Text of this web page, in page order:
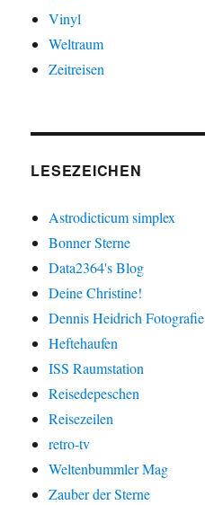
Vinyl
Weltraum
Zeitreisen
LESEZEICHEN
Astrodicticum simplex
Bonner Sterne
Data2364's Blog
Deine Christine!
Dennis Heidrich Fotografie
Heftehaufen
ISS Raumstation
Reisedepeschen
Reisezeilen
retro-tv
Weltenbummler Mag
Zauber der Sterne